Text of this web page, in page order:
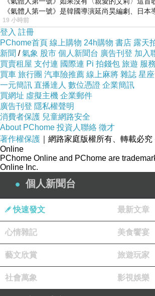
《氣體人第一號》是韓國導演延尚昊編劇、日本
19 小時前
登入 註冊
PChome首頁 線上購物 24h購物 書店 露天
新聞 /氣象 股市 個人新聞台 廣告刊登 加入
買賣租屋 支付連 國際連 Pi 拍錢包 旅遊 服
買車 旅行團 汽車險推薦 線上麻將 雜誌 星
一元簡訊 直播達人 數位憑證 企業簡訊
買網址 虛擬主機 企業郵件
廣告刊登 隱私權聲明
消費者保護 兒童網路安全
About PChome 投資人聯絡 徵才
著作權保護 ｜網路家庭版權所有、轉載必究
Online
PChome Online and PChome are
Online Inc.
個人新聞台
快速發文 最新文章
心情雜記 美食饗宴
藝文欣賞 旅遊玩家
社會萬象 影視娛樂